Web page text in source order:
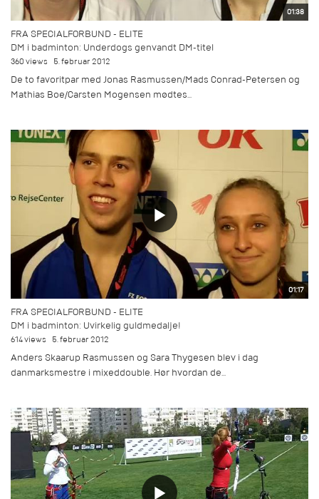
01:38
FRA SPECIALFORBUND - ELITE
DM i badminton: Underdogs genvandt DM-titel
360 views 5. februar 2012
De to favoritpar med Jonas Rasmussen/Mads Conrad-Petersen og
Mathias Boe/Carsten Mogensen mødtes...
01:17
FRA SPECIALFORBUND - ELITE
DM i badminton: Uvirkelig guldmedalje!
614 views 5. februar 2012
Anders Skaarup Rasmussen og Sara Thygesen blev i dag
danmarksmestre i mixeddouble. Hør hvordan de...